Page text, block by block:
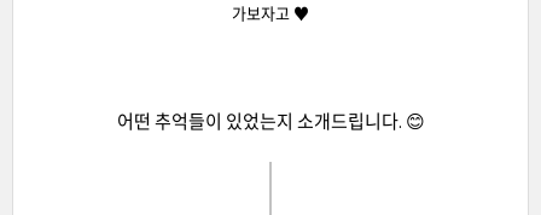
가보자고 ♥
어떤 추억들이 있었는지 소개드립니다. 😊